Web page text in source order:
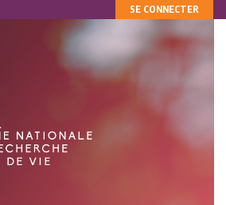
principal
MON
COMPTE
SE CONNECTER